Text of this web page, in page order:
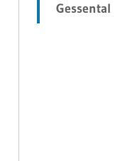
Gessental